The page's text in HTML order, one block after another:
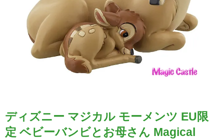
ディズニー マジカル モーメンツ EU限
定 ベビーバンビとお母さん Magical